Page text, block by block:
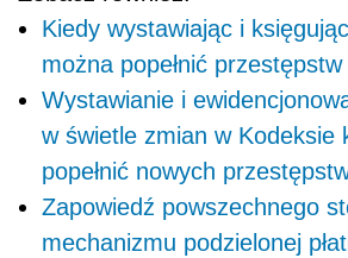
Kiedy wystawiając i
można popełnić
Wystawianie i
w świetle zmian w Kodeksie
popełnić nowych
Zapowiedź powszechnego
mechanizmu podzielonej